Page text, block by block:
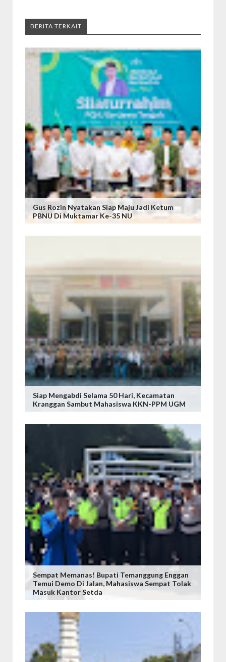
BERITA TERKAIT
Gus Rozin Nyatakan Siap Maju Jadi Ketum
PBNU Di Muktamar Ke-35 NU
Siap Mengabdi Selama 50 Hari, Kecamatan
Kranggan Sambut Mahasiswa KKN-PPM UGM
Sempat Memanas! Bupati Temanggung Enggan
Temui Demo Di Jalan, Mahasiswa Sempat Tolak
Masuk Kantor Setda